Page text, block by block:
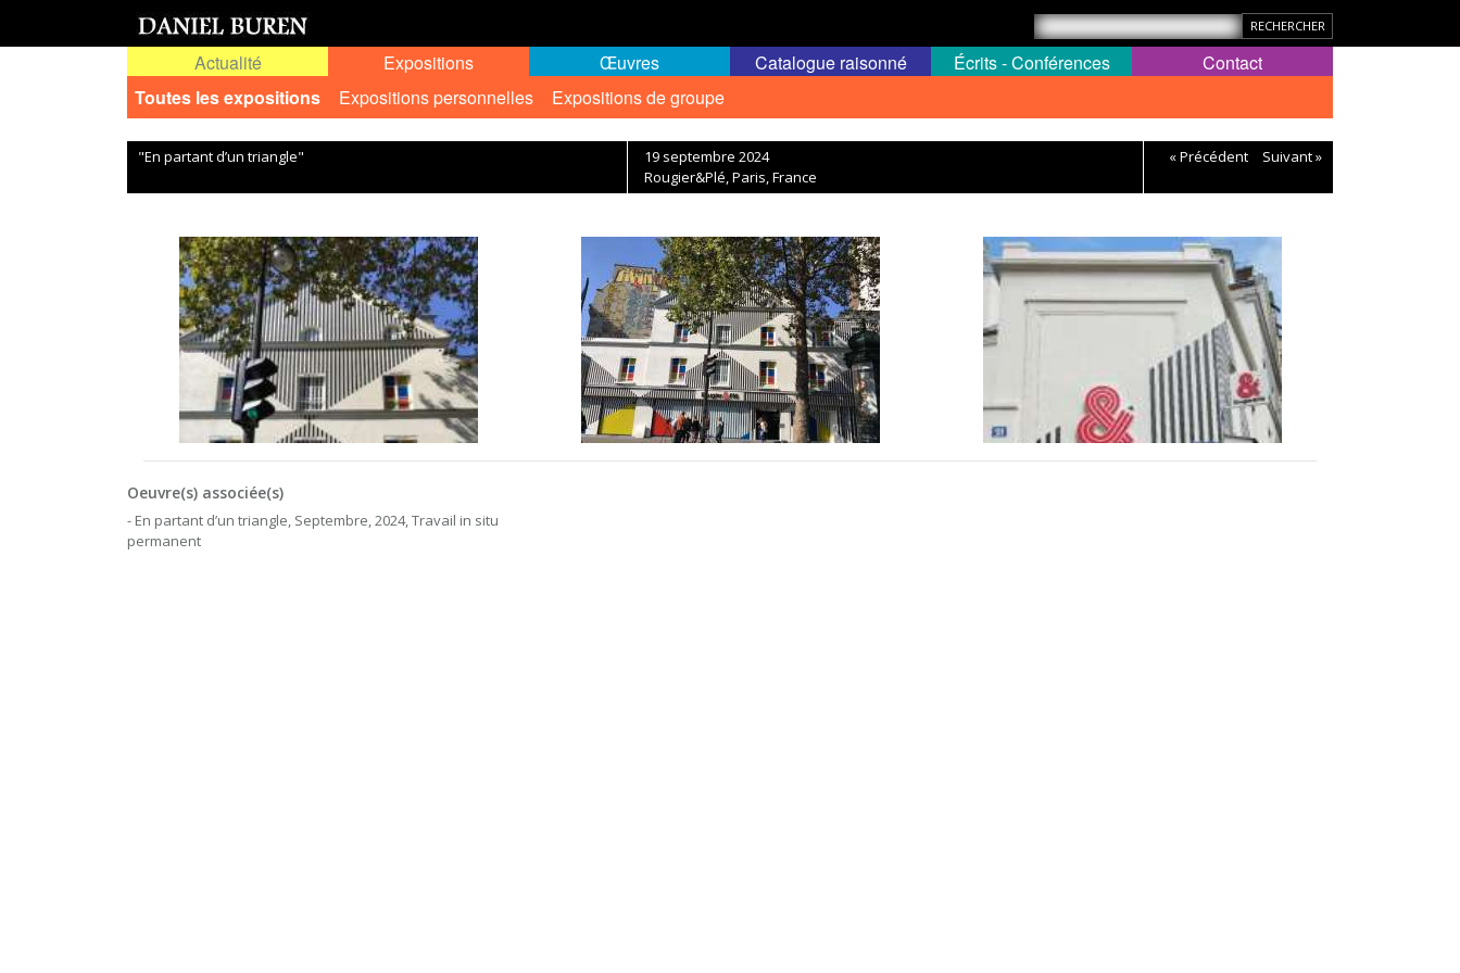
Actualité
Expositions
Toutes les expositions
Expositions personnelles Expositions de groupe
Œuvres Catalogue raisonné Écrits - Conférences Contact
"En partant d’un triangle"
19 septembre 2024
Rougier&Plé, Paris, France
« Précédent Suivant »
Oeuvre(s) associée(s)
- En partant d’un triangle, Septembre, 2024, Travail in situ
permanent